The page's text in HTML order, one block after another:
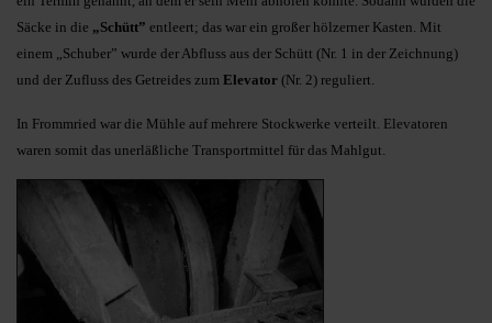
Säcke in die „Schütt” entleert; das war ein großer hölzerner Kasten. Mit
einem „Schuber” wurde der Abfluss aus der Schütt (Nr. 1 in der Zeichnung)
und der Zufluss des Getreides zum Elevator (Nr. 2) reguliert.
In Frommried war die Mühle auf mehrere Stockwerke verteilt. Elevatoren
waren somit das unerläßliche Transportmittel für das Mahlgut.